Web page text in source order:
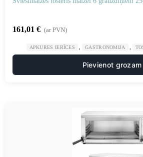
161,01 € (ar PVN)
APKURES IERĪCES GASTRONOMIJA
Pievienot grozam